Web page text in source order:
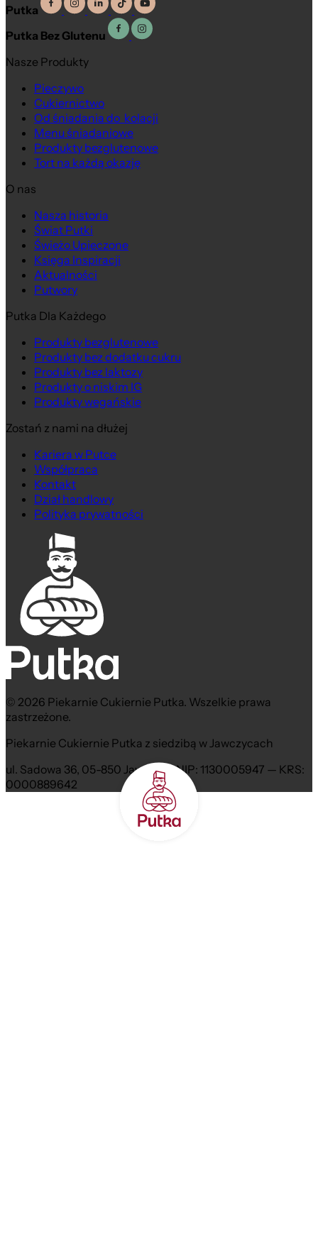
Putka
Putka Bez Glutenu
Nasze Produkty
Pieczywo
Cukiernictwo
Od śniadania do kolacji
Menu śniadaniowe
Produkty bezglutenowe
Tort na każdą okazję
O nas
Nasza historia
Świat Putki
Świeżo Upieczone
Księga Inspiracji
Aktualności
Putwory
Putka Dla Każdego
Produkty bezglutenowe
Produkty bez dodatku cukru
Produkty bez laktozy
Produkty o niskim IG
Produkty wegańskie
Zostań z nami na dłużej
Kariera w Putce
Współpraca
Kontakt
Dział handlowy
Polityka prywatności
© 2026 Piekarnie Cukiernie Putka. Wszelkie prawa
zastrzeżone.
Piekarnie Cukiernie Putka z siedzibą w Jawczycach
ul. Sadowa 36, 05-850 Jawczyce NIP: 1130005947 — KRS:
0000889642